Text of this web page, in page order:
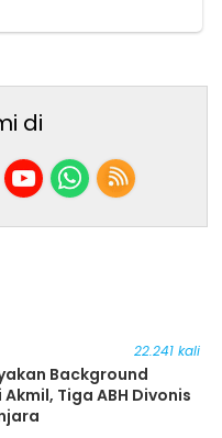
di
22.241 kali
Background
Tiga ABH Divonis